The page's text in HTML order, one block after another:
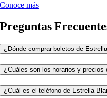
Conoce más
Preguntas
¿Dónde comprar boletos de
¿Cuáles son los horarios y precios
¿Cuál es el teléfono de Estrella